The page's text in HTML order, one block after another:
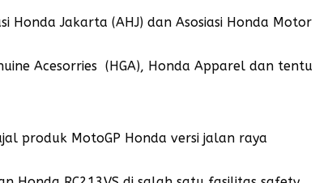
Jakarta (AHJ) dan Asosiasi Honda Motor
Acesorries (HGA), Honda Apparel dan tentu
produk MotoGP Honda versi jalan raya